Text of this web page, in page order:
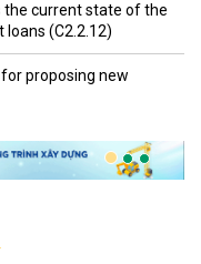
the current state of the
(C2.2.12)
for proposing new